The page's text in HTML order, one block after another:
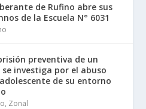
de Rufino abre sus
de la Escuela N° 6031
preventiva de un
investiga por el abuso
de su entorno
, Zonal